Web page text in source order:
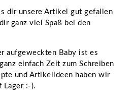
dir unsere Artikel gut gefallen
ganz viel Spaß bei den
aufgeweckten Baby ist es
einfach Zeit zum Schreiben
und Artikelideen haben wir
Lager :-).